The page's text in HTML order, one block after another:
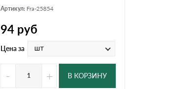
Артикул: Fra-25854
94 руб
Цена за шт
- + В КОРЗИНУ